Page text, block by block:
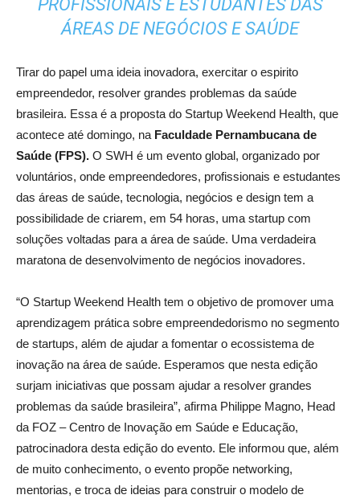
PROFISSIONAIS E ESTUDANTES DAS
ÁREAS DE NEGÓCIOS E SAÚDE
Tirar do papel uma ideia inovadora, exercitar o espirito
empreendedor, resolver grandes problemas da saúde
brasileira. Essa é a proposta do Startup Weekend Health, que
acontece até domingo, na Faculdade Pernambucana de
Saúde (FPS). O SWH é um evento global, organizado por
voluntários, onde empreendedores, profissionais e estudantes
das áreas de saúde, tecnologia, negócios e design tem a
possibilidade de criarem, em 54 horas, uma startup com
soluções voltadas para a área de saúde. Uma verdadeira
maratona de desenvolvimento de negócios inovadores.
“O Startup Weekend Health tem o objetivo de promover uma
aprendizagem prática sobre empreendedorismo no segmento
de startups, além de ajudar a fomentar o ecossistema de
inovação na área de saúde. Esperamos que nesta edição
surjam iniciativas que possam ajudar a resolver grandes
problemas da saúde brasileira”, afirma Philippe Magno, Head
da FOZ – Centro de Inovação em Saúde e Educação,
patrocinadora desta edição do evento. Ele informou que, além
de muito conhecimento, o evento propõe networking,
mentorias, e troca de ideias para construir o modelo de